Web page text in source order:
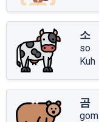
소
so
Kuh
곰
gom